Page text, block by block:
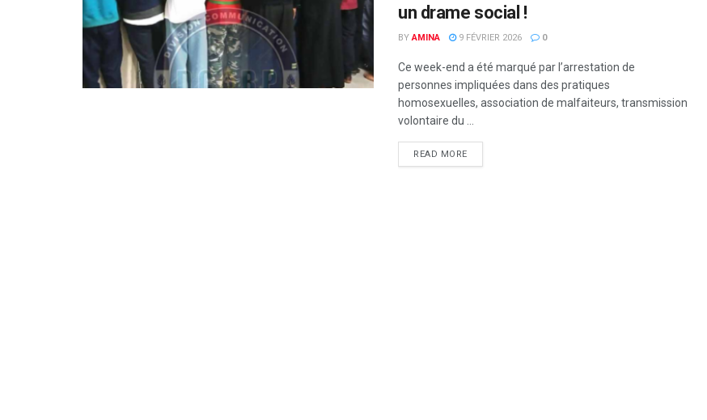
un drame social !
BY AMINA 9 FÉVRIER 2026 0
Ce week-end a été marqué par l’arrestation de
personnes impliquées dans des pratiques
homosexuelles, association de malfaiteurs, transmission
volontaire du ...
READ MORE